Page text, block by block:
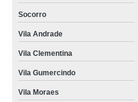
Socorro
Vila Andrade
Vila Clementina
Vila Gumercindo
Vila Moraes